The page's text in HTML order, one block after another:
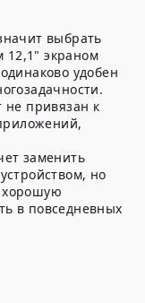
выбрать
12,1" экраном
удобен
не привязан к
заменить
но
хорошую
в повседневных